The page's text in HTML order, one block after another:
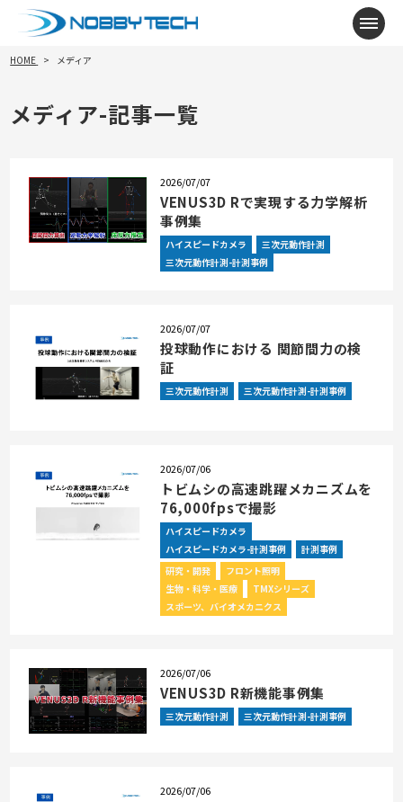
メニ
HOME メディア
メディア-記事一覧
2026/07/07
VENUS3D Rで実現する力学解析
事例集
ハイスピードカメラ
三次元動作計測
三次元動作計測-計測事例
2026/07/07
投球動作における 関節間力の検
証
三次元動作計測 三次元動作計測-計測事例
2026/07/06
トビムシの高速跳躍メカニズムを
76,000fpsで撮影
ハイスピードカメラ
ハイスピードカメラ-計測事例
計測事例
研究・開発
フロント照明
生物・科学・医療
TMXシリーズ
スポーツ、バイオメカニクス
2026/07/06
VENUS3D R新機能事例集
三次元動作計測 三次元動作計測-計測事例
2026/07/06